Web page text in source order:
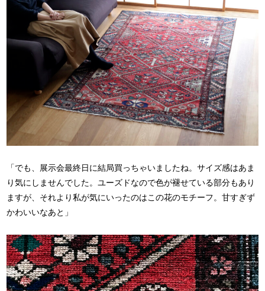
「でも、展示会最終日に結局買っちゃいましたね。サイズ感はあま
り気にしませんでした。ユーズドなので色が褪せている部分もあり
ますが、それより私が気にいったのはこの花のモチーフ。甘すぎず
かわいいなあと」